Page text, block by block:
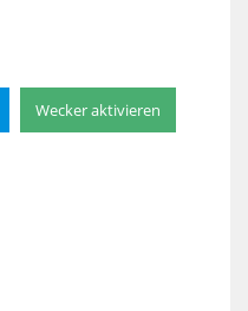
Wecker aktivieren